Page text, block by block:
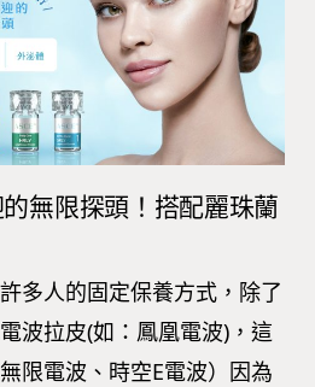
無限探頭！搭配麗珠蘭
多人的固定保養方式，除了
波拉皮(如：鳳凰電波)，這
限電波、時空E電波）因為